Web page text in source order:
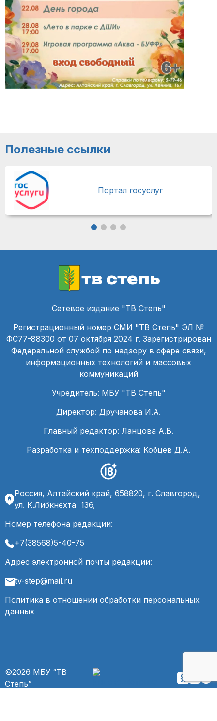
Полезные ссылки
Портал госуслуг
тв степь
Сетевое издание "ТВ Степь"
Регистрационный номер СМИ "ТВ Степь" ЭЛ №
ФС77-88300 от 07 октября 2024 г. Зарегистрирован
Федеральной службой по надзору в сфере связи,
информационных технологий и массовых
коммуникаций
Учредитель: МБУ "ТВ Степь"
Директор: Дручанова И.А.
Главный редактор: Ланцова А.В.
Разработка и техподдержка: Кобцев Д.А.
Россия, Алтайский край, 658820, г. Славгород,
ул. К.Либкнехта, 136,
Номер телефона редакции:
+7(38568)5-40-75
Адрес электронной почты редакции:
tv-step@mail.ru
Политика в отношении обработки персональных
данных
©2026 МБУ “ТВ
Степь”